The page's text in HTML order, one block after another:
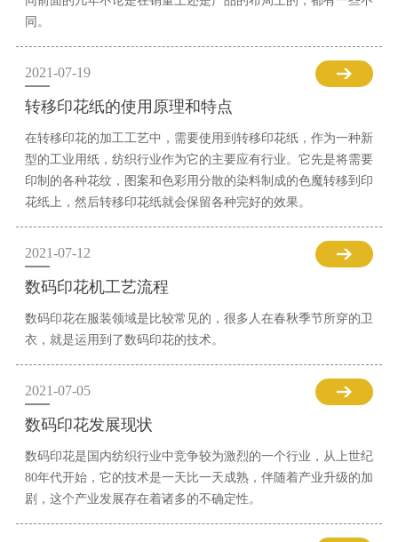
同。
2021-07-19
转移印花纸的使用原理和特点
在转移印花的加工工艺中，需要使用到转移印花纸，作为一种新
型的工业用纸，纺织行业作为它的主要应有行业。它先是将需要
印制的各种花纹，图案和色彩用分散的染料制成的色魔转移到印
花纸上，然后转移印花纸就会保留各种完好的效果。
2021-07-12
数码印花机工艺流程
数码印花在服装领域是比较常见的，很多人在春秋季节所穿的卫
衣，就是运用到了数码印花的技术。
2021-07-05
数码印花发展现状
数码印花是国内纺织行业中竞争较为激烈的一个行业，从上世纪
80年代开始，它的技术是一天比一天成熟，伴随着产业升级的加
剧，这个产业发展存在着诸多的不确定性。